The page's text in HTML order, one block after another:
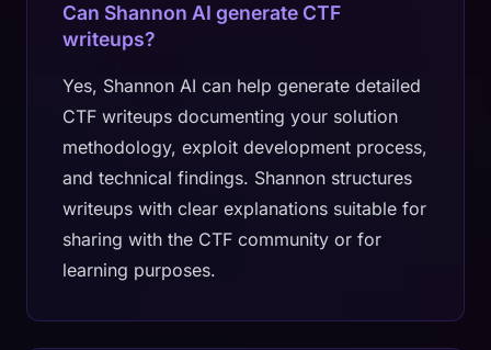
Can Shannon AI generate CTF
writeups?
Yes, Shannon AI can help generate detailed
CTF writeups documenting your solution
methodology, exploit development process,
and technical findings. Shannon structures
writeups with clear explanations suitable for
sharing with the CTF community or for
learning purposes.